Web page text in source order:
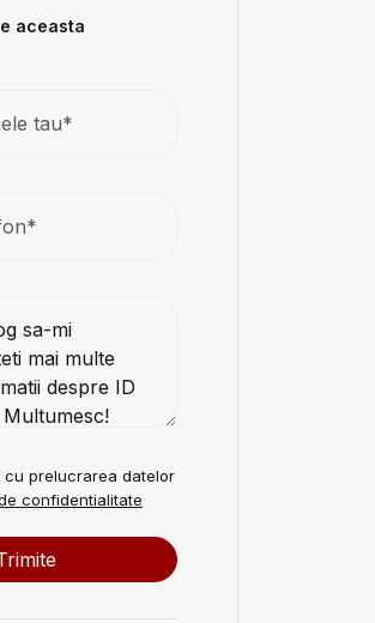
aceasta
cu prelucrarea datelor
confidentialitate